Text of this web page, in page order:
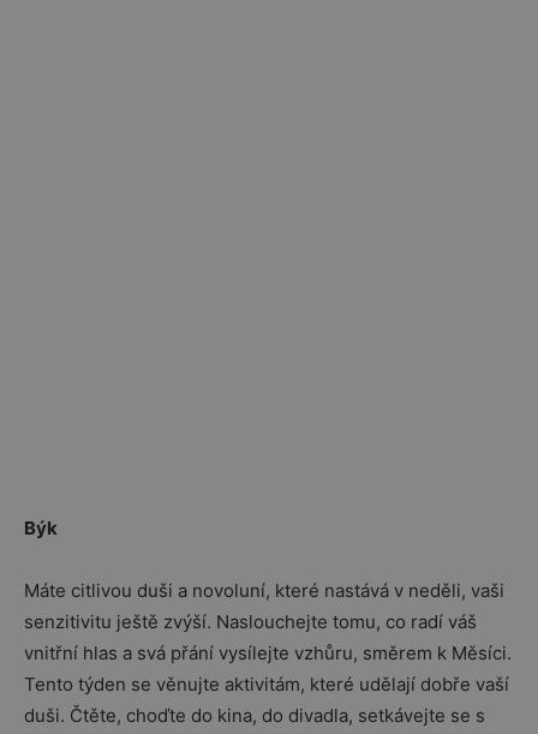
Býk
Máte citlivou duši a novoluní, které nastává v neděli, vaši
senzitivitu ještě zvýší. Naslouchejte tomu, co radí váš
vnitřní hlas a svá přání vysílejte vzhůru, směrem k Měsíci.
Tento týden se věnujte aktivitám, které udělají dobře vaší
duši. Čtěte, choďte do kina, do divadla, setkávejte se s